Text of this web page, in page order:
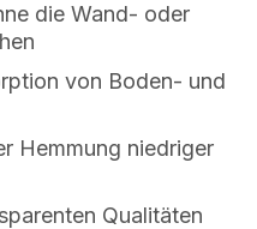
die Wand- oder
von Boden- und
Hemmung niedriger
Qualitäten